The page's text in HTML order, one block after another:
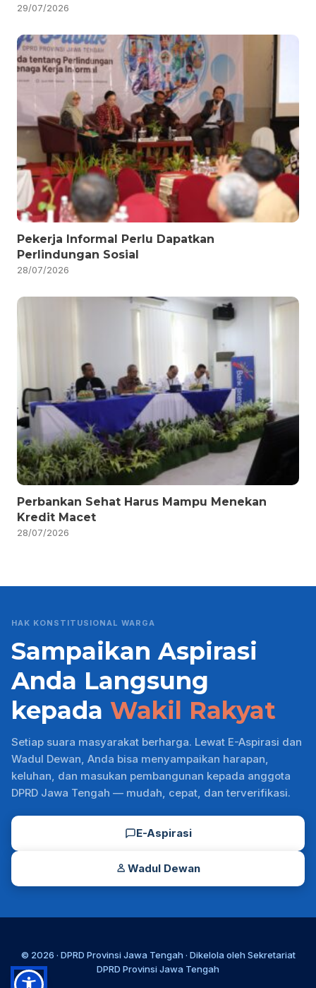
29/07/2026
Pekerja Informal Perlu Dapatkan
Perlindungan Sosial
28/07/2026
Perbankan Sehat Harus Mampu Menekan
Kredit Macet
28/07/2026
HAK KONSTITUSIONAL WARGA
Sampaikan Aspirasi
Anda Langsung
kepada Wakil Rakyat
Setiap suara masyarakat berharga. Lewat E-Aspirasi dan
Wadul Dewan, Anda bisa menyampaikan harapan,
keluhan, dan masukan pembangunan kepada anggota
DPRD Jawa Tengah — mudah, cepat, dan terverifikasi.
E-Aspirasi
Wadul Dewan
© 2026 · DPRD Provinsi Jawa Tengah · Dikelola oleh Sekretariat
DPRD Provinsi Jawa Tengah